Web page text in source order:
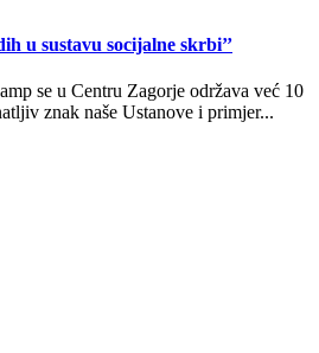
u sustavu socijalne skrbi’’
se u Centru Zagorje održava već 10
znak naše Ustanove i primjer...